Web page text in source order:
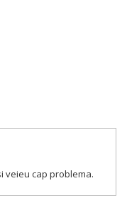
veieu cap problema.